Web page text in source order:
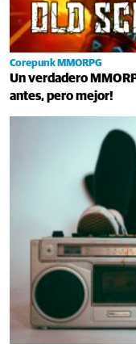
Corepunk MMORPG
Un verdadero
antes, pero mejor!